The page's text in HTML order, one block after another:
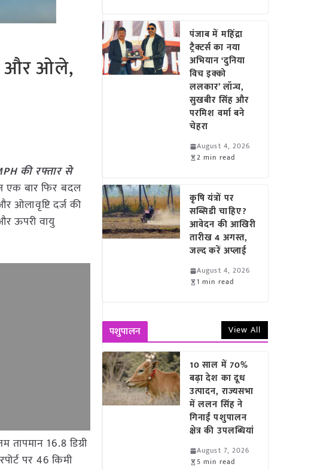
और ओले,
की रफ्तार से
एक बार फिर बदल
ओलावृष्टि दर्ज की
ऊपरी वायु
16.8 डिग्री
पर 46 किमी
पंजाब में महिंद्रा
ट्रैक्टर्स का नया
अभियान ‘दुनिया
विच इक्को
ललकार’ लॉन्च,
सुखबीर सिंह और
परमिश वर्मा बने
चेहरा
August 4, 2026
2 min read
कृषि यंत्रों पर
सब्सिडी चाहिए?
आवेदन की आखिरी
तारीख 4 अगस्त,
जल्द करें अप्लाई
August 4, 2026
1 min read
पशुपालन View All
10 साल में 70%
बढ़ा देश का दूध
उत्पादन, राज्यसभा
में ललन सिंह ने
गिनाईं पशुपालन
क्षेत्र की उपलब्धियां
August 7, 2026
5 min read